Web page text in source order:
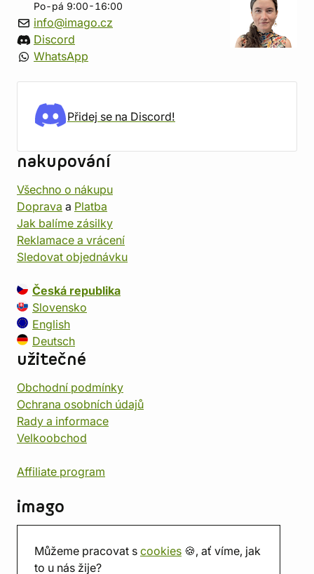
Můžeme pracovat s cookies 🍪, ať víme, jak
to u nás žije?
Po-pá 9:00-16:00
info@imago.cz
Discord
WhatsApp
Přidej se na Discord!
nakupování
Všechno o nákupu
Doprava a Platba
Jak balíme zásilky
Reklamace a vrácení
Sledovat objednávku
Česká republika
Slovensko
English
Deutsch
užitečné
Obchodní podmínky
Ochrana osobních údajů
Rady a informace
Velkoobchod
Affiliate program
imago
Prodejna
Herna